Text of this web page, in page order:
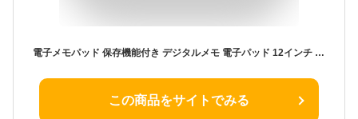
電子メモパッド 保存機能付き デジタルメモ 電子パッド 12インチ 筆談ボード 書いて消せるボード 保存 電子メモ帳 電子ノート ロック機能搭載 お絵かきパッド メモパッド 手書きパッド 記録 ワンタッチ消去 大画面 単語帳 伝言ボード
この商品をサイトでみる